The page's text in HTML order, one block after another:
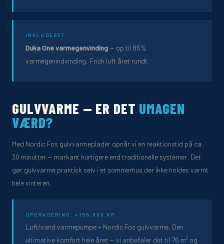
INKLUDERET
Duka One varmegenvinding— op til 85%
varmegenindvinding. Frisk luft året rundt.
GULVVARME — ER DET UMAGEN
VÆRD?
Med Nordic Fos gulvvarmeplader opnår vi en reaktionstid på ca.
30 minutter — markant hurtigere end traditionelle systemer. Det
gør gulvvarme praktisk selv i et sommerhus der ikke holdes varmt
hele vinteren.
OPGRADERING: +155.000 KR.
Luft/vand varmepumpe + Nordic Fos gulvvarme. Den
ultimative komfort hele året — vi anbefaler det til 76 m² og